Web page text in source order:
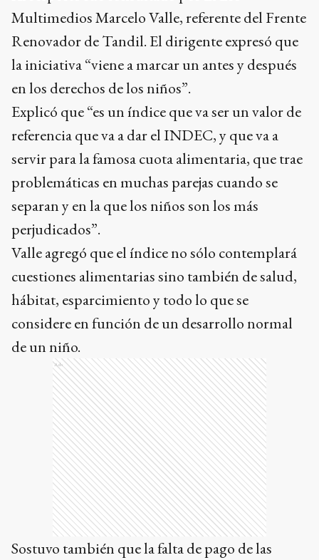
Multimedios Marcelo Valle, referente del Frente
Renovador de Tandil. El dirigente expresó que
la iniciativa “viene a marcar un antes y después
en los derechos de los niños”.
Explicó que “es un índice que va ser un valor de
referencia que va a dar el INDEC, y que va a
servir para la famosa cuota alimentaria, que trae
problemáticas en muchas parejas cuando se
separan y en la que los niños son los más
perjudicados”.
Valle agregó que el índice no sólo contemplará
cuestiones alimentarias sino también de salud,
hábitat, esparcimiento y todo lo que se
considere en función de un desarrollo normal
de un niño.
Ads
Sostuvo también que la falta de pago de las